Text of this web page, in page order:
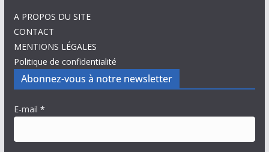
A PROPOS DU SITE
CONTACT
MENTIONS LÉGALES
Politique de confidentialité
Abonnez-vous à notre newsletter
E-mail *